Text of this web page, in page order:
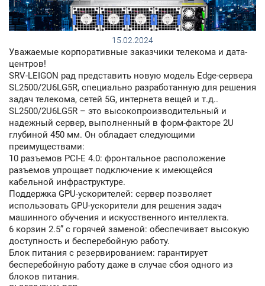
15.02.2024
Уважаемые корпоративные заказчики телекома и дата-
центров!
SRV-LEIGON рад представить новую модель Edge-сервера
SL2500/2U6LG5R, специально разработанную для решения
задач телекома, сетей 5G, интернета вещей и т.д..
SL2500/2U6LG5R – это высокопроизводительный и
надежный сервер, выполненный в форм-факторе 2U
глубиной 450 мм. Он обладает следующими
преимуществами:
10 разъемов PCI-E 4.0: фронтальное расположение
разъемов упрощает подключение к имеющейся
кабельной инфраструктуре.
Поддержка GPU-ускорителей: сервер позволяет
использовать GPU-ускорители для решения задач
машинного обучения и искусственного интеллекта.
6 корзин 2.5” с горячей заменой: обеспечивает высокую
доступность и бесперебойную работу.
Блок питания с резервированием: гарантирует
бесперебойную работу даже в случае сбоя одного из
блоков питания.